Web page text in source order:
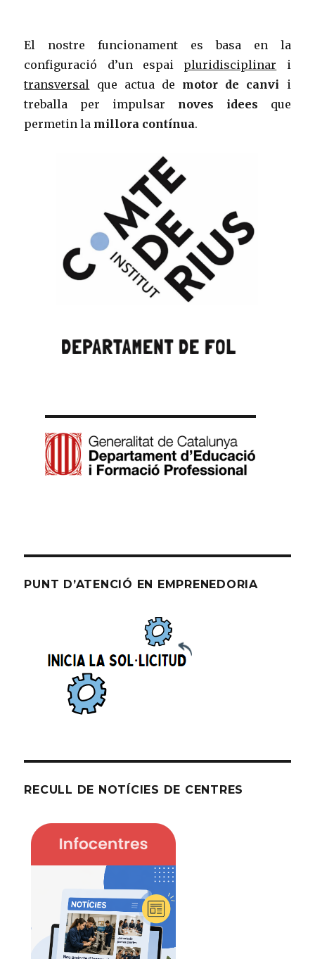
El nostre funcionament es basa en la
configuració d’un espai pluridisciplinar i
transversal
que actua de motor de canvi i
treballa per impulsar noves idees que
permetin la millora contínua.
PUNT D’ATENCIÓ EN EMPRENEDORIA
RECULL DE NOTÍCIES DE CENTRES